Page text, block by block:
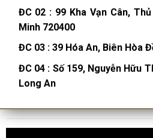
ĐC 02 : 99 Kha Vạn Cân,
Minh 720400
ĐC 03 :39 Hóa An, Biên Hòa
ĐC 04 : Số 159, Nguyễn Hữu
Long An